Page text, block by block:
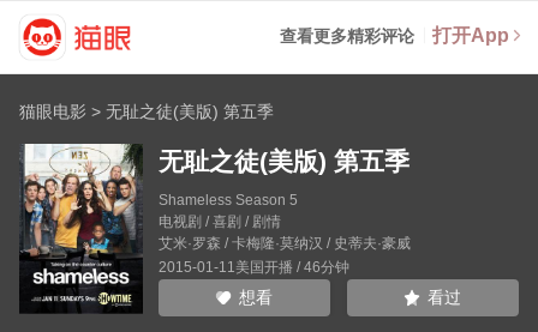
查看更多精彩评论 打开App
猫眼电影 >无耻之徒(美版) 第五季
无耻之徒(美版) 第五季
Shameless Season 5
电视剧 / 喜剧 / 剧情
艾米·罗森 / 卡梅隆·莫纳汉 / 史蒂夫·豪威
2015-01-11美国开播 / 46分钟
想看 看过